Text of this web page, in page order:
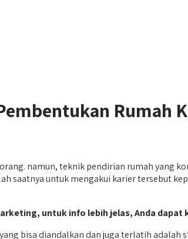
Rumah
namun, teknik pendirian rumah yang
saatnya untuk mengakui karier tersebut
untuk info lebih jelas, Anda dapat
bisa diandalkan dan juga terlatih